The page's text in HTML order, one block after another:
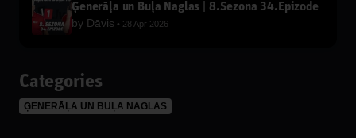
Ģenerāļa un Buļa Naglas | 8.Sezona 34.Epizode
by Dāvis 28 Apr 2026
Categories
ĢENERĀĻA UN BUĻA NAGLAS